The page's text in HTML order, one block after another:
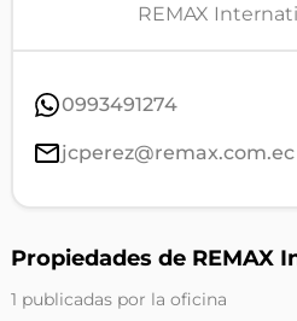
REMAX
0993491274
jcperez@remax.com.ec
Propiedades de REMAX
1 publicadas por la oficina